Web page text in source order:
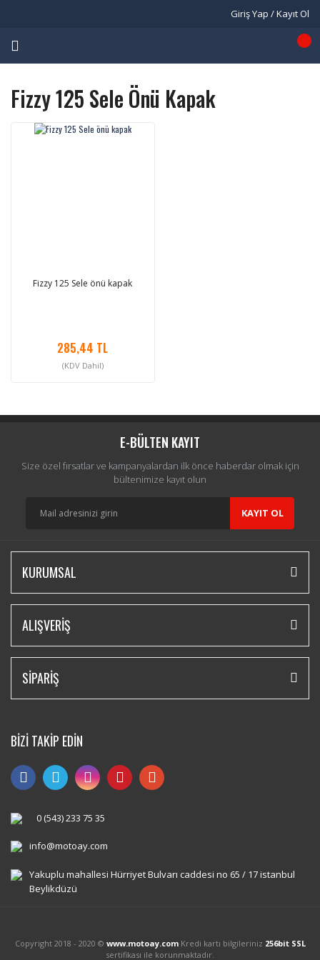
Giriş Yap / Kayıt Ol
Fizzy 125 Sele Önü Kapak
Fizzy 125 Sele önü kapak
285,44 TL
(KDV Dahil)
E-BÜLTEN KAYIT
Size özel fırsatlar ve kampanyalardan ilk önce haberdar olmak için
bültenimize kayıt olun
KAYIT OL
KURUMSAL
ALIŞVERİŞ
SİPARİŞ
BİZİ TAKİP EDİN
0 (543) 233 75 35
info@motoay.com
Yakuplu mahallesi Hürriyet Bulvarı caddesi no 65 / 17 istanbul
Beylikdüzü
Copyright 2018 - 2020 © www.motoay.comKredi kartı bilgileriniz 256bit SSL
sertifikası ile korunmaktadır.